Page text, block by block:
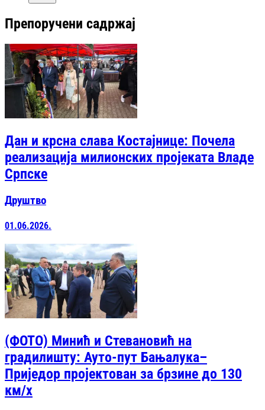
Препоручени садржај
Дан и крсна слава Костајнице: Почела
реализација милионских пројеката Владе
Српске
Друштво
01.06.2026.
(ФОТО) Минић и Стевановић на
градилишту: Ауто-пут Бањалука–
Приједор пројектован за брзине до 130
км/х